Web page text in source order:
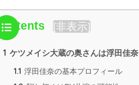
[非表示]
1 ケツメイシ大蔵の奥さんは浮田佳奈
1.1 浮田佳奈の基本プロフィール